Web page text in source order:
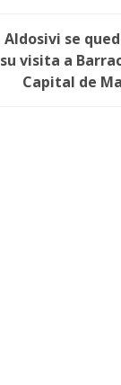
Aldosivi se
su visita a
Capital de